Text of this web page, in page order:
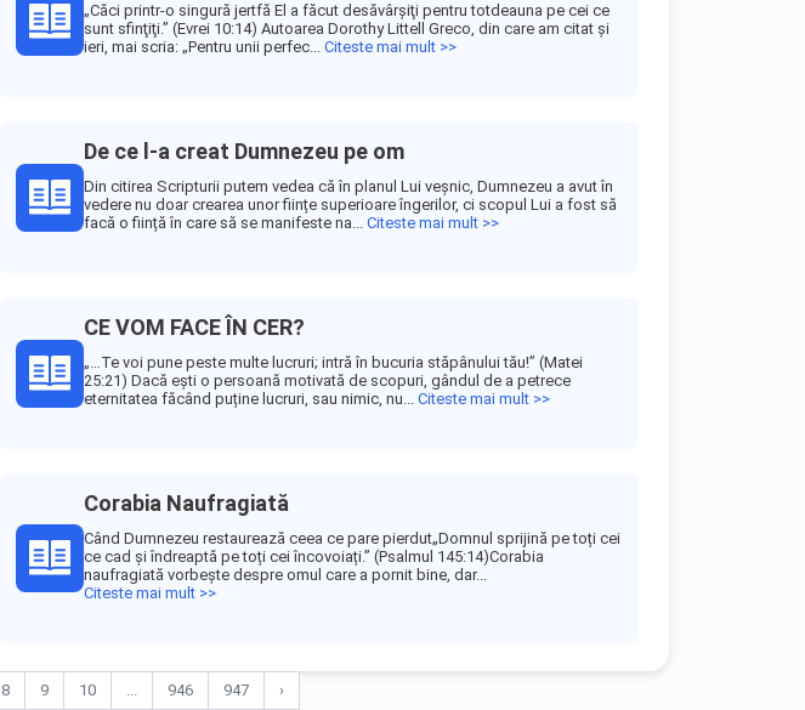
„Căci printr-o singură jertfă El a făcut desăvârşiţi pentru totdeauna pe cei ce
sunt sfinţiţi.” (Evrei 10:14) Autoarea Dorothy Littell Greco, din care am citat și
ieri, mai scria: „Pentru unii perfec... Citeste mai mult >>
De ce l-a creat Dumnezeu pe om
Din citirea Scripturii putem vedea că în planul Lui veșnic, Dumnezeu a avut în
vedere nu doar crearea unor ființe superioare îngerilor, ci scopul Lui a fost să
facă o ființă în care să se manifeste na... Citeste mai mult >>
CE VOM FACE ÎN CER?
„…Te voi pune peste multe lucruri; intră în bucuria stăpânului tău!” (Matei
25:21) Dacă ești o persoană motivată de scopuri, gândul de a petrece
eternitatea făcând puține lucruri, sau nimic, nu... Citeste mai mult >>
Corabia Naufragiată
Când Dumnezeu restaurează ceea ce pare pierdut„Domnul sprijină pe toți cei
ce cad și îndreaptă pe toți cei încovoiați.” (Psalmul 145:14)Corabia
naufragiată vorbește despre omul care a pornit bine, dar...
Citeste mai mult >>
8 9 10 ... 946 947 ›